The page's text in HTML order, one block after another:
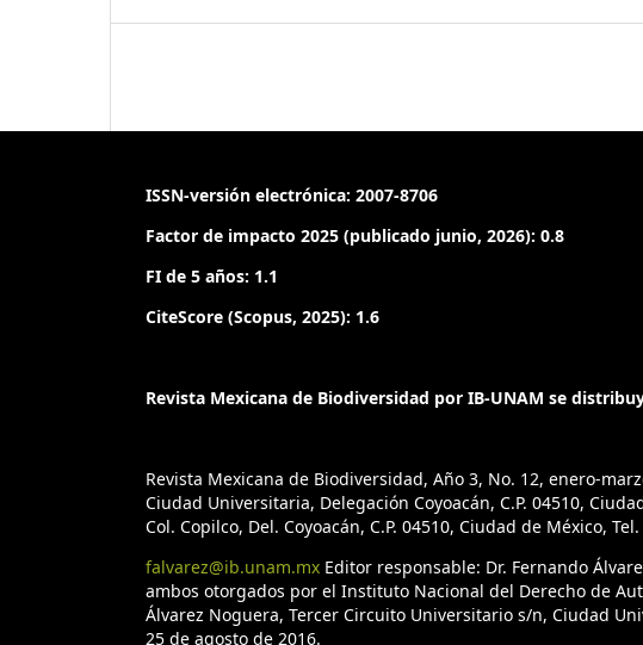
ISSN-versión electrónica: 2007-8706
Factor de impacto 2025 (publicado junio, 2026): 0.8
FI de 5 años: 1.1
CiteScore (Scopus, 2025): 1.6
Revista Mexicana de Biodiversidad por IB-UNAM se
Revista Mexicana de Biodiversidad, Año 3, No. 12, enero-
Ciudad Universitaria, Delegación Coyoacán, C.P. 04510,
Col. Copilco, Del. Coyoacán, C.P. 04510, Ciudad de México,
falvarez@ib.unam.mx Editor responsable: Dr. Fernando
ambos otorgados por el Instituto Nacional del Derecho de
Álvarez Noguera, Tercer Circuito Universitario s/n, Ciudad
25 de agosto de 2016.